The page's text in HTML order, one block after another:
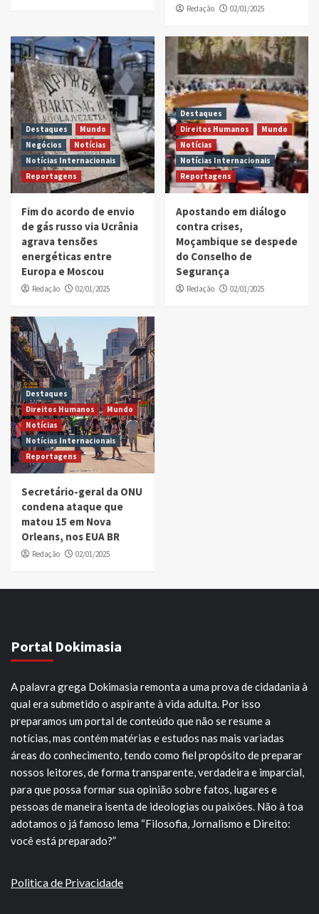
Redação 02/01/2025
Destaques
Mundo
Negócios
Notícias
Notícias Internacionais
Reportagens
Fim do acordo de envio
de gás russo via Ucrânia
agrava tensões
energéticas entre
Europa e Moscou
Redação 02/01/2025
Destaques
Direitos Humanos
Mundo
Notícias
Notícias Internacionais
Reportagens
Apostando em diálogo
contra crises,
Moçambique se despede
do Conselho de
Segurança
Redação 02/01/2025
Destaques
Direitos Humanos
Mundo
Notícias
Notícias Internacionais
Reportagens
Secretário-geral da ONU
condena ataque que
matou 15 em Nova
Orleans, nos EUA BR
Redação 02/01/2025
Portal Dokimasia
A palavra grega Dokimasia remonta a uma prova de cidadania à
qual era submetido o aspirante à vida adulta. Por isso
preparamos um portal de conteúdo que não se resume a
notícias, mas contém matérias e estudos nas mais variadas
áreas do conhecimento, tendo como fiel propósito de preparar
nossos leitores, de forma transparente, verdadeira e imparcial,
para que possa formar sua opinião sobre fatos, lugares e
pessoas de maneira isenta de ideologias ou paixões. Não à toa
adotamos o já famoso lema “Filosofia, Jornalismo e Direito:
você está preparado?”
Politica de Privacidade